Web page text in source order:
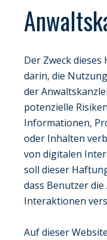
Der Zweck
darin, die
der
potenzielle
Informationen,
oder Inhalten
von digitalen
soll dieser
dass Benutzer
Interaktionen
Auf dieser